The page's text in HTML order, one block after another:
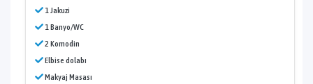
1 Jakuzi
1 Banyo/WC
2 Komodin
Elbise dolabı
Makyaj Masası